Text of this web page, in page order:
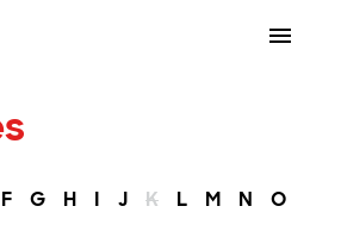
F G H I J K L M N O